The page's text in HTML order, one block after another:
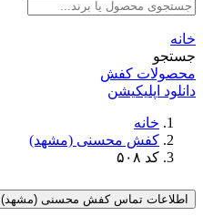
خانه
جستجو
محصولات کفش
دانلود اپلیکیشن
خانه
کفش محسنی (مشهد)
کد ۵۰۸
اطلاعات تماس کفش محسنی (مشهد)